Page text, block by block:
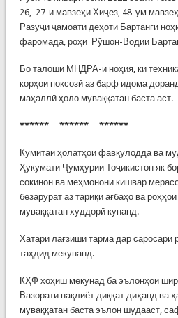
26, 27-и мавзеҳи Хиҷез, 48-ум
Разуҷи ҷамоати деҳоти Бартанги
фаромада, роҳи Рӯшон-Водии
Бо талоши МНДРА-и ноҳия, ки
корҳои поксозӣ аз барф идома
маҳаллӣ ҳоло муваққатан баста аст.
****** ****** ******
Кумитаи ҳолатҳои фавқулодда ва
Ҳукумати Ҷумҳурии Тоҷикистон як
сокинон ва меҳмонони кишвар
безарурат аз тариқи ағбаҳо ва
муваққатан худдорӣ кунанд.
Хатари лағзиши тарма дар саросари
таҳдид мекунанд.
КҲФ хоҳиш мекунад ба эълонҳои
Вазорати нақлиёт диққат диҳанд ва
муваққатан баста эълон шудааст,